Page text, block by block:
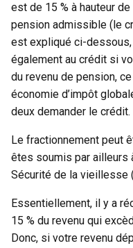
est de 15 % à hauteur
pension admissible (le
est expliqué ci-
également au crédit si
du revenu de pension,
économie d’impôt
deux demander le crédit.
Le fractionnement peut
êtes soumis par ailleurs
Sécurité de la vieillesse
Essentiellement, il y a
15 % du revenu qui
Donc, si votre revenu